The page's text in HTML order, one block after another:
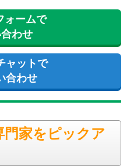
ォームで
わせ
ャットで
合わせ
家をピックア